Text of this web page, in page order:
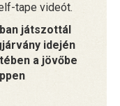
tape videót.
játszottál
idején
a jövőbe